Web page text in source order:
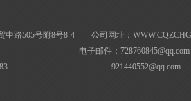
中路505号附8号8-4 公司网址：
电子邮件：728760845@qq.com
18523354583 921440552@qq.com